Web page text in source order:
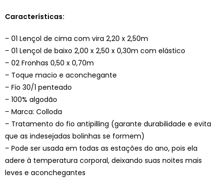
Características:
– 01 Lençol de cima com vira 2,20 x 2,50m
– 01 Lençol de baixo 2,00 x 2,50 x 0,30m com elástico
– 02 Fronhas 0,50 x 0,70m
– Toque macio e aconchegante
– Fio 30/1 penteado
– 100% algodão
– Marca: Colloda
– Tratamento do fio antipilling (garante durabilidade e evita
que as indesejadas bolinhas se formem)
– Pode ser usada em todas as estações do ano, pois ela
adere à temperatura corporal, deixando suas noites mais
leves e aconchegantes